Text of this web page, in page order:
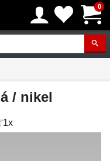
0
/ nikel
1x